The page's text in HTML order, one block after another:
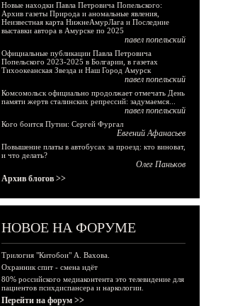
Новые находки Павла Петровича Попельского:
Архив газеты Природа и аномальные явления,
Неизвестная карта НижнеАмурЛага и Последние
выставки автора в Амурске по 2025
павел попельский
Официальные публикации Павла Петровича
Попельского 2023-2025 в Болгарии, в газетах
Тихоокеанская Звезда и Наш Город Амурск
павел попельский
Комсомольск официально продолжает отмечать День
памяти жертв сталинских репрессий: задумаемся...
павел попельский
Кого боится Путин: Сергей Фургал
Евгений Афанасьев
Повышение платы в автобусах за проезд: кто виноват,
и что делать?
Олег Паньков
Архив блогов >>
НОВОЕ НА ФОРУМЕ
Трилогия "Китобои" А. Вахова.
Охранник спит - смена идёт
80% российского медиаконтента это телевидение для
пациентов психдиспансера и наркологии.
Перейти на форум >>